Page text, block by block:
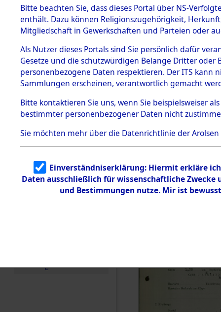
BESTÄNDE
1.
mente
5. Verschiedenes
5.3
Todesmärsche
5.3.1 Alliierte
Erhebungen
zu
Todesmärsch
en
5.3.2
Identifizierun
g
5.3.3
Todesmärsch
e
auf dem
vorm
Neustadt
0003
Bitte beachten Sie, dass dieses Portal über NS-
enthält. Dazu können Religionszugehörigkeit,
Mitgliedschaft in Gewerkschaften und Parteien oder
Als Nutzer dieses Portals sind Sie persönlich dafür
Gesetze und die schutzwürdigen Belange Dritter
personenbezogene Daten respektieren. Der ITS
Sammlungen erscheinen, verantwortlich gemacht
Bitte kontaktieren Sie uns, wenn Sie beispielsweiser
bestimmter personenbezogener Daten nicht
Sie möchten mehr über die Datenrichtlinie der Arolsen
Einverständniserklärung: Hiermit erkläre
Daten ausschließlich für wissenschaftliche
und Bestimmungen nutze. Mir ist